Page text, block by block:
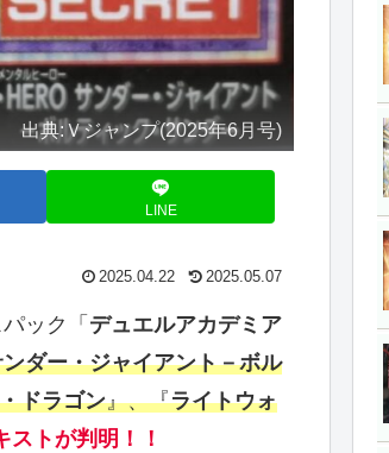
出典:Ｖジャンプ(2025年6月号)
LINE
2025.04.22 2025.05.07
ック「 デュエルアカデミア
ダー・ジャイアント－ボル
ドラゴン』、『ライトウォ
トが判明！！